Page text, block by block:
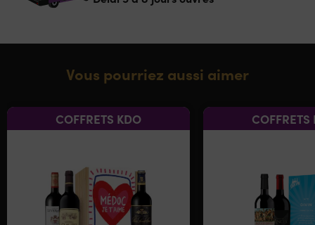
Vous pourriez aussi aimer
COFFRETS KDO COFFRETS